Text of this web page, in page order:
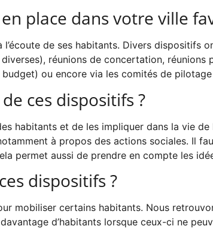
place dans votre ville
de ses habitants. Divers dispositifs
réunions de concertation,
ou encore via les comités de
ces dispositifs ?
habitants et de les impliquer dans la vie
à propos des actions sociales. Il
permet aussi de prendre en compte les
dispositifs ?
mobiliser certains habitants. Nous
d’habitants lorsque ceux-ci ne